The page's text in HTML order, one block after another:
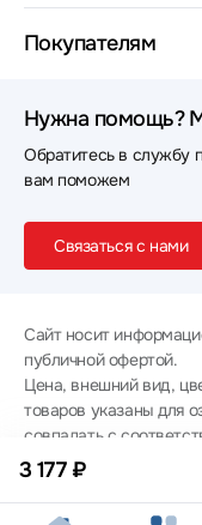
3 177 ₽
Покупателям
Нужна помощь?
Обратитесь в службу
вам поможем
Связаться с нами
Сайт носит
публичной офертой.
Цена, внешний вид,
товаров указаны для
совпадать с
товаров - уточняйте
оформлении заказа.